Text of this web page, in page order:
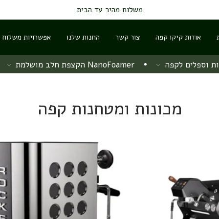
משלוח מהיר עד הבית
אודות קיקו קפה צור קשר החנות שלנו אפשרויות משלוח
וספלים לקפה NanoFoamer הקצפת חלב מושלמת
מכונות ומטחנות קפה